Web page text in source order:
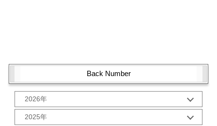
Back Number
2026年
1月 (1)
2025年